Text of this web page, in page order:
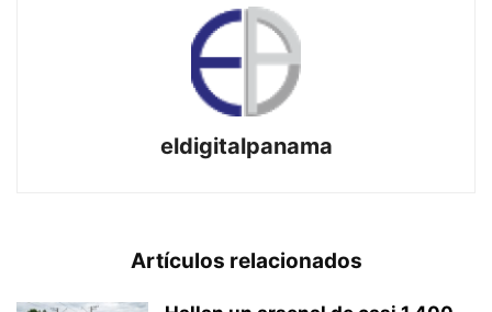
eldigitalpanama
Artículos relacionados